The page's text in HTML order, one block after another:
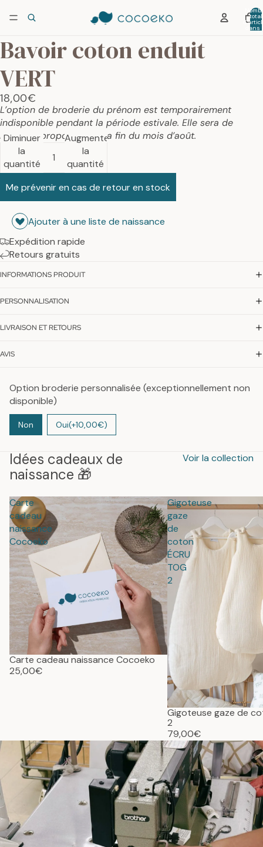
total
dans
Bavoir coton enduit
VERT
18,00€
L’option de broderie du prénom est temporairement
indisponible pendant la période estivale. Elle sera de
nouveau proposée dès la fin du mois d’août.
Diminuer
la
quantité
Augmenter
la
quantité
Me prévenir en cas de retour en stock
Ajouter à une liste de naissance
Expédition rapide
Retours gratuits
INFORMATIONS PRODUIT
PERSONNALISATION
LIVRAISON ET RETOURS
AVIS
Option broderie personnalisée (exceptionnellement non
disponible)
Non Oui(+10,00€)
Idées cadeaux de
naissance 🎁
Voir la collection
Carte
cadeau
naissance
Cocoeko
Carte cadeau naissance Cocoeko
25,00€
Gigoteuse
gaze
de
coton
ÉCRU
TOG
2
Gigoteuse gaze de
2
79,00€